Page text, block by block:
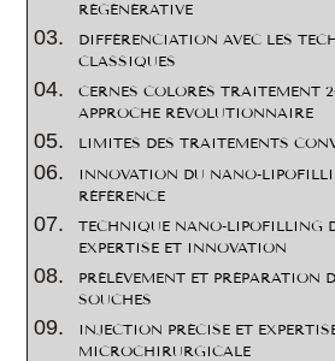
RÉGÉNÉRATIVE
DIFFÉRENCIATION AVEC LES
CLASSIQUES
CERNES COLORÉS TRAITEMENT
APPROCHE RÉVOLUTIONNAIRE
LIMITES DES TRAITEMENTS
INNOVATION DU NANO-
RÉFÉRENCE
TECHNIQUE NANO-LIPOFILLING
EXPERTISE ET INNOVATION
PRÉLÈVEMENT ET PRÉPARATION
SOUCHES
INJECTION PRÉCISE ET
MICROCHIRURGICALE